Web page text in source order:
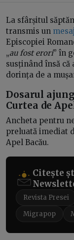
La sfârșitul
transmis un
Episcopiei
„au fost erori” în
susținând însă că
dorința de a
Dosarul
Curtea de
Ancheta pentru
preluată imediat
Apel Bacău.
Citește
Revista Presei
Migrapop